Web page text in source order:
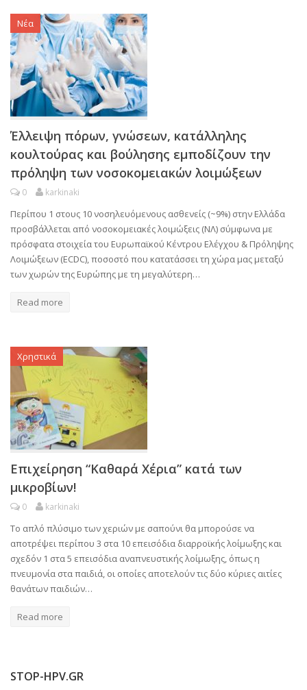
Νέα
Έλλειψη πόρων, γνώσεων, κατάλληλης
κουλτούρας και βούλησης εμποδίζουν την
πρόληψη των νοσοκομειακών λοιμώξεων
0 karkinaki
Περίπου 1 στους 10 νοσηλευόμενους ασθενείς (~9%) στην Ελλάδα
προσβάλλεται από νοσοκομειακές λοιμώξεις (ΝΛ) σύμφωνα με
πρόσφατα στοιχεία του Ευρωπαϊκού Κέντρου Ελέγχου & Πρόληψης
Λοιμώξεων (ECDC), ποσοστό που κατατάσσει τη χώρα μας μεταξύ
των χωρών της Ευρώπης με τη μεγαλύτερη…
Read more
Χρηστικά
Επιχείρηση “Καθαρά Χέρια” κατά των
μικροβίων!
0 karkinaki
Το απλό πλύσιμο των χεριών με σαπούνι θα μπορούσε να
αποτρέψει περίπου 3 στα 10 επεισόδια διαρροϊκής λοίμωξης και
σχεδόν 1 στα 5 επεισόδια αναπνευστικής λοίμωξης, όπως η
πνευμονία στα παιδιά, οι οποίες αποτελούν τις δύο κύριες αιτίες
θανάτων παιδιών…
Read more
STOP-HPV.GR